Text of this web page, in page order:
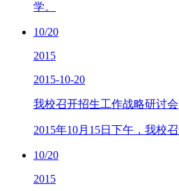
学。
10/20
2015
2015-10-20
我校召开招生工作战略研讨会
2015年10月15日下午，我校
10/20
2015